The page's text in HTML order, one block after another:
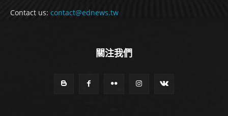
Contact us: contact@ednews.tw
關注我們